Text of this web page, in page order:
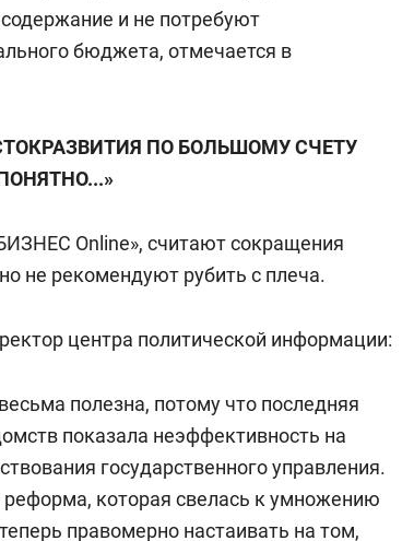
и не потребуют
бюджета, отмечается в
ПО БОЛЬШОМУ СЧЕТУ
Online», считают сокращения
не рекомендуют рубить с плеча.
центра политической информации:
полезна, потому что последняя
показала неэффективность на
государственного управления.
которая свелась к умножению
правомерно настаивать на том,